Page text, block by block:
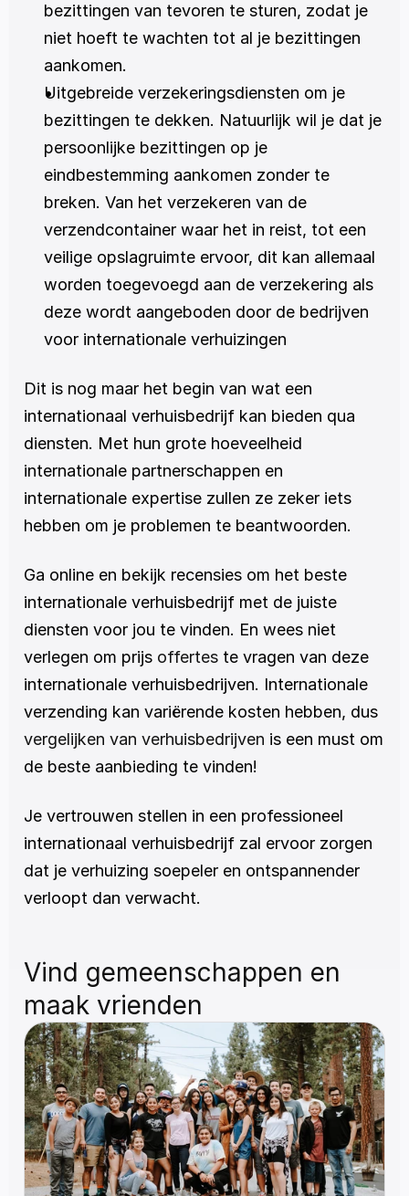
bezittingen van tevoren te sturen, zodat je
niet hoeft te wachten tot al je bezittingen
aankomen.
Uitgebreide verzekeringsdiensten om je
bezittingen te dekken. Natuurlijk wil je dat je
persoonlijke bezittingen op je
eindbestemming aankomen zonder te
breken. Van het verzekeren van de
verzendcontainer waar het in reist, tot een
veilige opslagruimte ervoor, dit kan allemaal
worden toegevoegd aan de verzekering als
deze wordt aangeboden door de bedrijven
voor internationale verhuizingen
Dit is nog maar het begin van wat een
internationaal verhuisbedrijf kan bieden qua
diensten. Met hun grote hoeveelheid
internationale partnerschappen en
internationale expertise zullen ze zeker iets
hebben om je problemen te beantwoorden.
Ga online en bekijk recensies om het beste
internationale verhuisbedrijf met de juiste
diensten voor jou te vinden. En wees niet
verlegen om prijs offertes te vragen van deze
internationale verhuisbedrijven. Internationale
vergelijken van verhuisbedrijven is een must om
de beste aanbieding te vinden!
Je vertrouwen stellen in een professioneel
internationaal verhuisbedrijf zal ervoor zorgen
dat je verhuizing soepeler en ontspannender
verloopt dan verwacht.
Vind gemeenschappen en
maak vrienden